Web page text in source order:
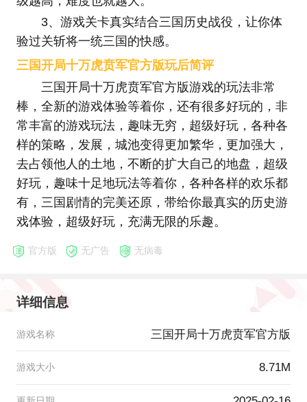
3、游戏关卡真实结合三国历史战役，让你体
验过关斩将一统三国的快感。
三国开局十万虎贲军官方版玩后简评
三国开局十万虎贲军官方版游戏的玩法非常
棒，全新的游戏体验等着你，还有很多好玩的，非
常丰富的游戏玩法，趣味无穷，超级好玩，各种各
样的策略，发展，城池变得更加繁华，更加强大，
去占领他人的土地，不断的扩大自己的地盘，超级
好玩，趣味十足地玩法等着你，各种各样的欢乐都
有，三国剧情的完美还原，带给你最真实的历史游
戏体验，超级好玩，充满无限的乐趣。
官方版 无广告 无病毒
详细信息
游戏名称 三国开局十万虎贲军官方版
游戏大小 8.71M